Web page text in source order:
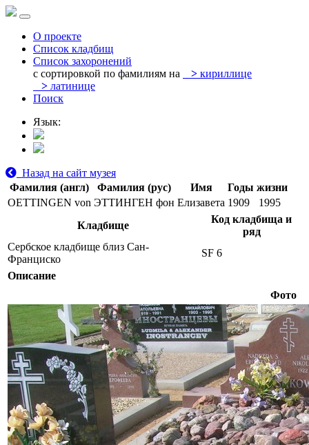
О проекте
Список кладбищ
Список захоронений
с сортировкой по фамилиям на
> кириллице
> латинице
Поиск
Язык:
Назад на сайт музея
Фамилия (англ)
Фамилия (рус) Имя
Годы жизни
OETTINGEN von ЭТТИНГЕН фон Елизавета 1909
1995
Кладбище
Код кладбища и
ряд
Сербское кладбище близ Сан-
Франциско
SF 6
Описание
Фото